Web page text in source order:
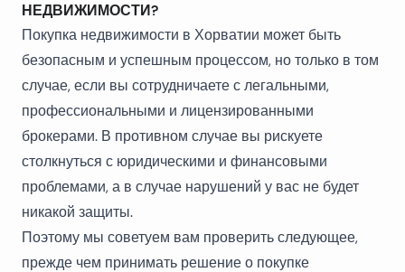
НЕДВИЖИМОСТИ?
Покупка недвижимости в Хорватии может быть
безопасным и успешным процессом, но только в том
случае, если вы сотрудничаете с легальными,
профессиональными и лицензированными
брокерами. В противном случае вы рискуете
столкнуться с юридическими и финансовыми
проблемами, а в случае нарушений у вас не будет
никакой защиты.
Поэтому мы советуем вам проверить следующее,
прежде чем принимать решение о покупке